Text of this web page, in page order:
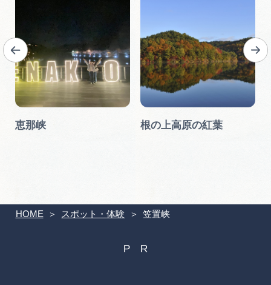
HOME スポット・体験 笠置峡
恵那峡 根の上高原の紅葉